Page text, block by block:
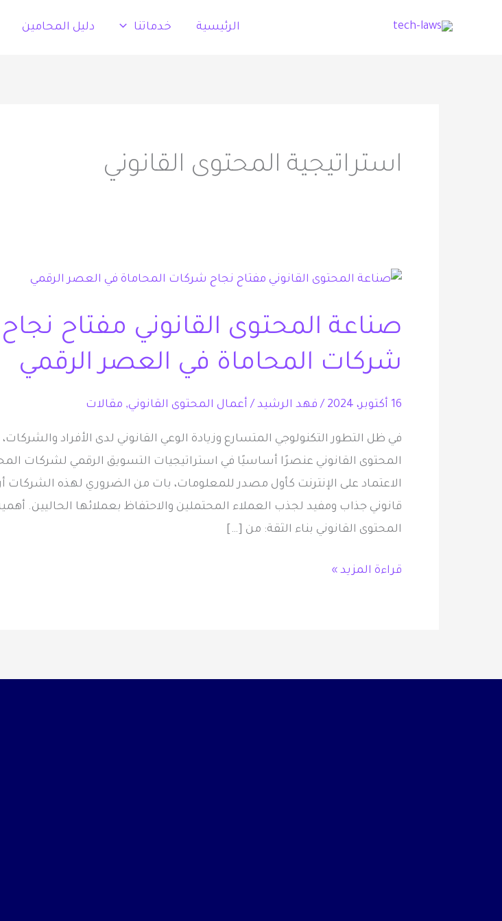
الرئيسية خدماتنا دليل المحامين
استراتيجية المحتوى القانوني
صناعة المحتوى القانوني مفتاح نجاح
شركات المحاماة في العصر الرقمي
16 أكتوبر، 2024 / فهد الرشيد / أعمال المحتوى القانوني, مقالات
في ظل التطور التكنولوجي المتسارع وزيادة الوعي القانوني لدى الأفراد
المحتوى القانوني عنصرًا أساسيًا في استراتيجيات التسويق الرقمي لشركات
الاعتماد على الإنترنت كأول مصدر للمعلومات، بات من الضروري لهذه الشركات
قانوني جذاب ومفيد لجذب العملاء المحتملين والاحتفاظ بعملائها الحاليين.
المحتوى القانوني بناء الثقة: من […]
صناعة
القانوني
مفتاح
نجاح
في
العصر
الرقمي
قراءة المزيد »